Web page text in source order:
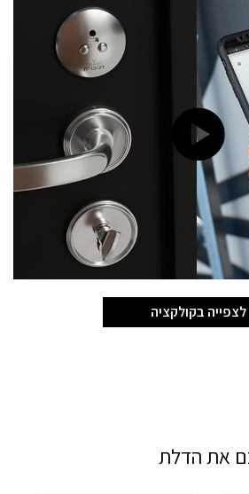
לצפייה בקולקציה
את הדלת